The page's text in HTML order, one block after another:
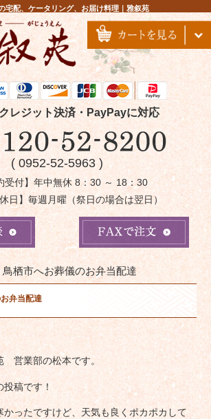
宅配、ケータリング、お届け料理｜雅叙苑
レジット決済・PayPayに対応
( 0952-52-5963 )
受付】年中無休 8：30 ～ 18：30
日】毎週月曜（祭日の場合は翌日）
鳥栖市へお葬儀のお弁当配達
弁当配達
営業部の松本です。
稿です！
かったですけど、天気も良くポカポカして